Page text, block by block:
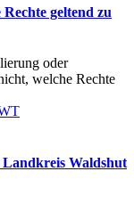
geltend zu
oder
welche Rechte
Waldshut